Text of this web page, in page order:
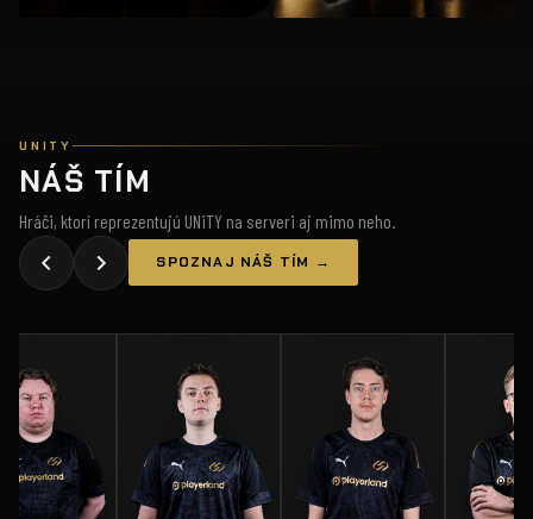
UNITY
NÁŠ TÍM
Hráči, ktorí reprezentujú UNiTY na serveri aj mimo neho.
SPOZNAJ NÁŠ TÍM →